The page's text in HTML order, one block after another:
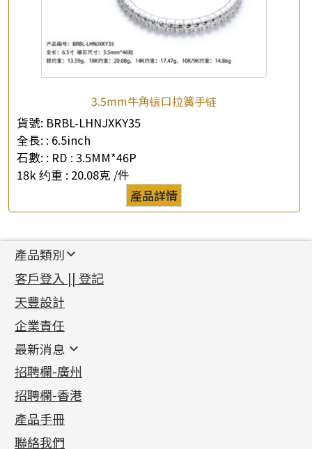
3.5mm牛角镶口拉簧手链
貨號: BRBL-LHNJXKY35
全長: : 6.5inch
石數: : RD : 3.5MM*46P
18k 约重 : 20.08克 /件
產品詳情
產品類別
新產品
足金系列
足金配件
機織鏈系列
珠仔鏈
镶口链
管狀網鏈
十字車花鏈系列
十字閃O鏈系列
十字錘打鏈系列
側身車花鏈系列
首飾配件
耳環類配件
卷迫系列
螺絲迫系列
梅花迫系列
平臺迫系列
綫拍系列
鏈類配件
動感車花吊墜
調節珠系列
生圈扣系列
龍蝦扣系列
其他類配件
珠盤系列
袖口鈕系列
焊片及鐳射綫
珠類配件
無孔光身珠
空心光身珠
鑲口類
四爪頭系列
六爪頭系列
車花片
動感車花片
鑲口戒指
首飾系列
手镯系列
戒指系列
空心耳環
空心车花管首饰链
貴金屬原料
千足金
記憶金屬系列
記憶戒指
拉簧珠珠手鏈
客戶登入 || 登記
天豐設計
企業責任
最新消息
最新消息
各項證書(2)
相片集(9)
展覽會資訊
招聘欄-廣州
招聘欄-香港
產品手冊
聯絡我們